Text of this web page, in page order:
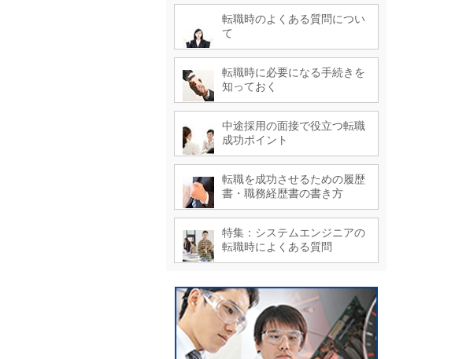
転職時のよくある質問につい
て
転職時に必要になる手続きを
知っておく
中途採用の面接で役立つ転職
成功ポイント
転職を成功させるための履歴
書・職務経歴書の書き方
特集：システムエンジニアの
転職時によくある質問